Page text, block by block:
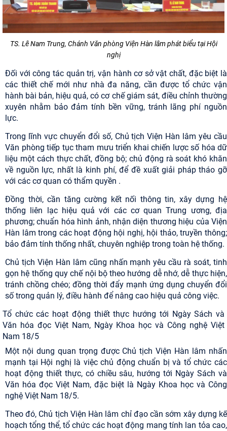
TS. Lê Nam Trung, Chánh Văn phòng Viện Hàn lâm phát biểu tại Hội
nghị
Đối với công tác quản trị, vận hành cơ sở vật chất, đặc biệt là
các thiết chế mới như nhà đa năng, cần được tổ chức vận
hành bài bản, hiệu quả, có cơ chế giám sát, điều chỉnh thường
xuyên nhằm bảo đảm tính bền vững, tránh lãng phí nguồn
lực.
Trong lĩnh vực chuyển đổi số, Chủ tịch Viện Hàn lâm yêu cầu
Văn phòng tiếp tục tham mưu triển khai chiến lược số hóa dữ
liệu một cách thực chất, đồng bộ; chủ động rà soát khó khăn
về nguồn lực, nhất là kinh phí, để đề xuất giải pháp tháo gỡ
với các cơ quan có thẩm quyền .
Đồng thời, cần tăng cường kết nối thông tin, xây dựng hệ
thống liên lạc hiệu quả với các cơ quan Trung ương, địa
phương; chuẩn hóa hình ảnh, nhận diện thương hiệu của Viện
Hàn lâm trong các hoạt động hội nghị, hội thảo, truyền thông;
bảo đảm tính thống nhất, chuyên nghiệp trong toàn hệ thống.
Chủ tịch Viện Hàn lâm cũng nhấn mạnh yêu cầu rà soát, tinh
gọn hệ thống quy chế nội bộ theo hướng dễ nhớ, dễ thực hiện,
tránh chồng chéo; đồng thời đẩy mạnh ứng dụng chuyển đổi
số trong quản lý, điều hành để nâng cao hiệu quả công việc.
Tổ chức các hoạt động thiết thực hướng tới Ngày Sách và
Văn hóa đọc Việt Nam, Ngày Khoa học và Công nghệ Việt
Nam 18/5
Một nội dung quan trọng được Chủ tịch Viện Hàn lâm nhấn
mạnh tại Hội nghị là việc chủ động chuẩn bị và tổ chức các
hoạt động thiết thực, có chiều sâu, hướng tới Ngày Sách và
Văn hóa đọc Việt Nam, đặc biệt là Ngày Khoa học và Công
nghệ Việt Nam 18/5.
Theo đó, Chủ tịch Viện Hàn lâm chỉ đạo cần sớm xây dựng kế
hoạch tổng thể, tổ chức các hoạt động mang tính lan tỏa cao,